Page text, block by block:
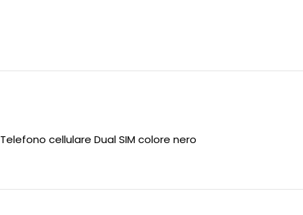
Telefono cellulare Dual SIM colore nero